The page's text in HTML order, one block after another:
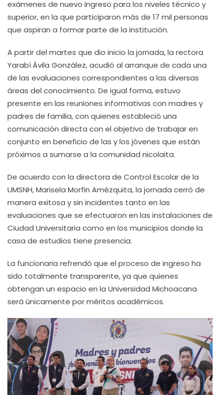
exámenes de nuevo ingreso para los niveles técnico y
superior, en la que participaron más de 17 mil personas
que aspiran a formar parte de la institución.
A partir del martes que dio inicio la jornada, la rectora
Yarabí Ávila González, acudió al arranque de cada una
de las evaluaciones correspondientes a las diversas
áreas del conocimiento. De igual forma, estuvo
presente en las reuniones informativas con madres y
padres de familia, con quienes estableció una
comunicación directa con el objetivo de trabajar en
conjunto en beneficio de las y los jóvenes que están
próximos a sumarse a la comunidad nicolaita.
De acuerdo con la directora de Control Escolar de la
UMSNH, Marisela Morfin Amézquita, la jornada cerró de
manera exitosa y sin incidentes tanto en las
evaluaciones que se efectuaron en las instalaciones de
Ciudad Universitaria como en los municipios donde la
casa de estudios tiene presencia.
La funcionaria refrendó que el proceso de ingreso ha
sido totalmente transparente, ya que quienes
obtengan un espacio en la Universidad Michoacana
será únicamente por méritos académicos.